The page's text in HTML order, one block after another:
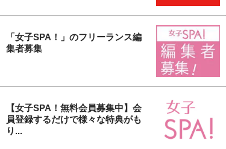
「女子SPA！」のフリーランス編
集者募集
【女子SPA！無料会員募集中】会
員登録するだけで様々な特典がも
り...